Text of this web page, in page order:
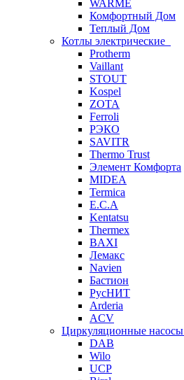
WARME
Комфортный Дом
Теплый Дом
Котлы электрические
Protherm
Vaillant
STOUT
Kospel
ZOTA
Ferroli
РЭКО
SAVITR
Thermo Trust
Элемент Комфорта
MIDEA
Termica
E.C.A
Kentatsu
Thermex
BAXI
Лемакс
Navien
Бастион
РусНИТ
Arderia
ACV
Циркуляционные насосы
DAB
Wilo
UCP